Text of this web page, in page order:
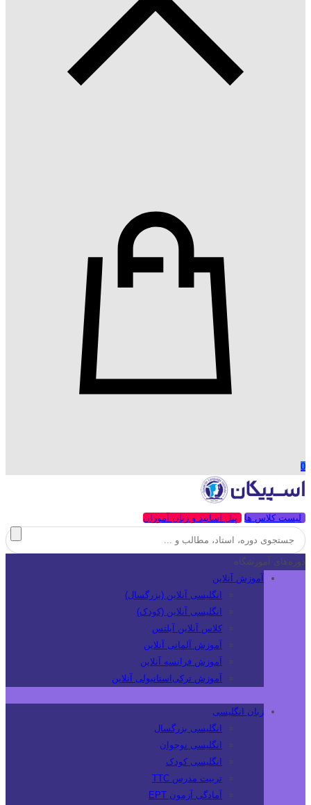
0
لیست کلاس ها پنل اساتید و زبان آموزان
دوره‌های آموزشگاه
آموزش آنلاین
انگلیسی آنلاین (بزرگسال)
انگلیسی آنلاین (کودک)
کلاس آنلاین آیلتس
آموزش آلمانی آنلاین
آموزش فرانسه آنلاین
آموزش ترکی‌استانبولی آنلاین
زبان انگلیسی
انگلیسی بزرگسال
انگلیسی نوجوان
انگلیسی کودک
تربیت مدرس TTC
آمادگی آزمون EPT